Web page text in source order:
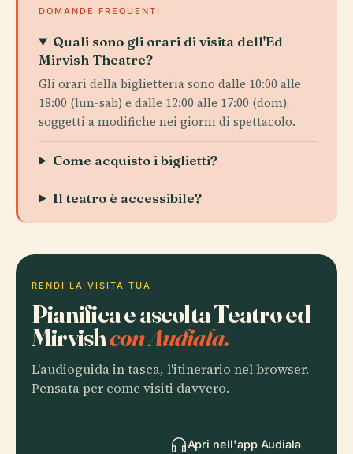
DOMANDE FREQUENTI
Quali sono gli orari di visita dell'Ed
Mirvish Theatre?
Gli orari della biglietteria sono dalle 10:00 alle
18:00 (lun-sab) e dalle 12:00 alle 17:00 (dom),
soggetti a modifiche nei giorni di spettacolo.
Come acquisto i biglietti?
Il teatro è accessibile?
RENDI LA VISITA TUA
Pianifica e ascolta Teatro ed
Mirvishcon Audiala.
L'audioguida in tasca, l'itinerario nel browser.
Pensata per come visiti davvero.
Apri nell'app Audiala